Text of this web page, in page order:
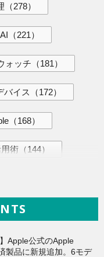
（278）
AI （221）
ォッチ （181）
バイス （172）
（168）
術 （144）
ト（135）
（131）
】Apple公式のApple
製品に新規追加。6モデ